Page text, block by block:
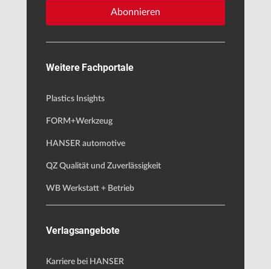
Abonnieren
Weitere Fachportale
Plastics Insights
FORM+Werkzeug
HANSER automotive
QZ Qualität und Zuverlässigkeit
WB Werkstatt + Betrieb
Verlagsangebote
Karriere bei HANSER